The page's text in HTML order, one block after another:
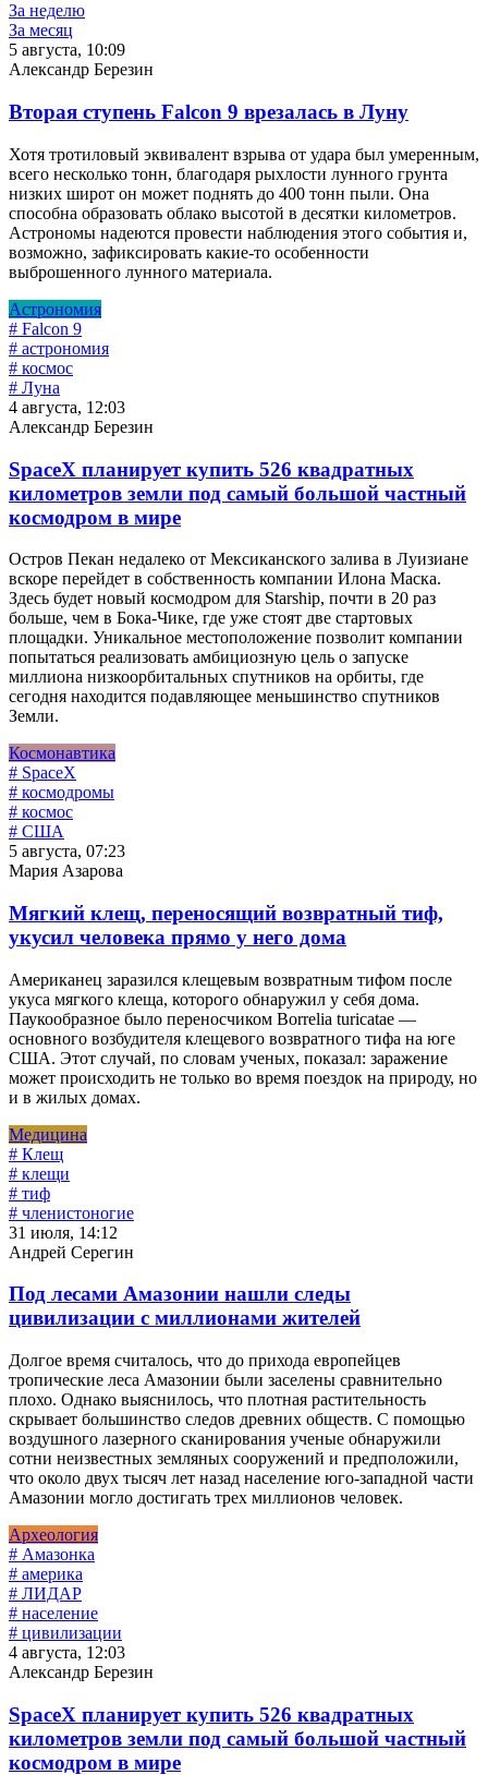
За неделю
За месяц
5 августа, 10:09
Александр Березин
Вторая ступень Falcon 9 врезалась в Луну
Хотя тротиловый эквивалент взрыва от удара был умеренным,
всего несколько тонн, благодаря рыхлости лунного грунта
низких широт он может поднять до 400 тонн пыли. Она
способна образовать облако высотой в десятки километров.
Астрономы надеются провести наблюдения этого события и,
возможно, зафиксировать какие-то особенности
выброшенного лунного материала.
Астрономия
# Falcon 9
# астрономия
# космос
# Луна
4 августа, 12:03
Александр Березин
SpaceX планирует купить 526 квадратных
километров земли под самый большой частный
космодром в мире
Остров Пекан недалеко от Мексиканского залива в Луизиане
вскоре перейдет в собственность компании Илона Маска.
Здесь будет новый космодром для Starship, почти в 20 раз
больше, чем в Бока-Чике, где уже стоят две стартовых
площадки. Уникальное местоположение позволит компании
попытаться реализовать амбициозную цель о запуске
миллиона низкоорбитальных спутников на орбиты, где
сегодня находится подавляющее меньшинство спутников
Земли.
Космонавтика
# SpaceX
# космодромы
# космос
# США
5 августа, 07:23
Мария Азарова
Мягкий клещ, переносящий возвратный тиф,
укусил человека прямо у него дома
Американец заразился клещевым возвратным тифом после
укуса мягкого клеща, которого обнаружил у себя дома.
Паукообразное было переносчиком Borrelia turicatae —
основного возбудителя клещевого возвратного тифа на юге
США. Этот случай, по словам ученых, показал: заражение
может происходить не только во время поездок на природу, но
и в жилых домах.
Медицина
# Клещ
# клещи
# тиф
# членистоногие
31 июля, 14:12
Андрей Серегин
Под лесами Амазонии нашли следы
цивилизации с миллионами жителей
Долгое время считалось, что до прихода европейцев
тропические леса Амазонии были заселены сравнительно
плохо. Однако выяснилось, что плотная растительность
скрывает большинство следов древних обществ. С помощью
воздушного лазерного сканирования ученые обнаружили
сотни неизвестных земляных сооружений и предположили,
что около двух тысяч лет назад население юго-западной части
Амазонии могло достигать трех миллионов человек.
Археология
# Амазонка
# америка
# ЛИДАР
# население
# цивилизации
4 августа, 12:03
Александр Березин
SpaceX планирует купить 526 квадратных
километров земли под самый большой частный
космодром в мире